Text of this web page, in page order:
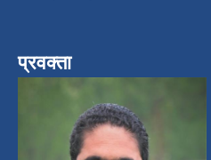
प्रवक्ता